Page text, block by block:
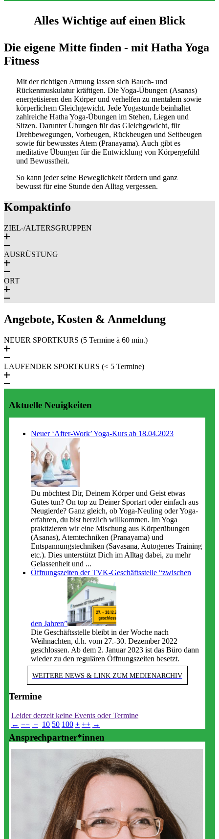
Alles Wichtige auf einen Blick
Die eigene Mitte finden - mit Hatha Yoga
Fitness
Mit der richtigen Atmung lassen sich Bauch- und
Rückenmuskulatur kräftigen. Die Yoga-Übungen (Asanas)
energetisieren den Körper und verhelfen zu mentalem sowie
körperlichem Gleichgewicht. Jede Yogastunde beinhaltet
zahlreiche Hatha Yoga-Übungen im Stehen, Liegen und
Sitzen. Darunter Übungen für das Gleichgewicht, für
Drehbewegungen, Vorbeugen, Rückbeugen und Seitbeugen
sowie für bewusstes Atem (Pranayama). Auch gibt es
meditative Übungen für die Entwicklung von Körpergefühl
und Bewusstheit.
So kann jeder seine Beweglichkeit fördern und ganz
bewusst für eine Stunde den Alltag vergessen.
Kompaktinfo
ZIEL-/ALTERSGRUPPEN
AUSRÜSTUNG
ORT
Angebote, Kosten & Anmeldung
NEUER SPORTKURS (5 Termine à 60 min.)
LAUFENDER SPORTKURS (< 5 Termine)
Aktuelle Neuigkeiten
Neuer ‘After-Work’ Yoga-Kurs ab 18.04.2023
Du möchtest Dir, Deinem Körper und Geist etwas
Gutes tun? On top zu Deiner Sportart oder einfach aus
Neugierde? Ganz gleich, ob Yoga-Neuling oder Yoga-
erfahren, du bist herzlich willkommen. Im Yoga
praktizieren wir eine Mischung aus Körperübungen
(Asanas), Atemtechniken (Pranayama) und
Entspannungstechniken (Savasana, Autogenes Training
etc.). Dies unterstützt Dich im Alltag dabei, zu mehr
Gelassenheit und ...
Öffnungszeiten der TVK-Geschäftsstelle “zwischen
den Jahren”
Die Geschäftsstelle bleibt in der Woche nach
Weihnachten, d.h. vom 27.-30. Dezember 2022
geschlossen. Ab dem 2. Januar 2023 ist das Büro dann
wieder zu den regulären Öffnungszeiten besetzt.
WEITERE NEWS & LINK ZUM MEDIENARCHIV
Termine
Leider derzeit keine Events oder Termine
← −− − 10 50 100 + ++ →
Ansprechpartner*innen